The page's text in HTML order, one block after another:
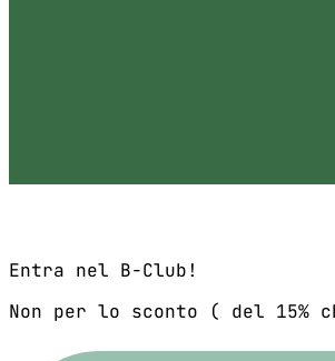
Entra nel B-Club!
Non per lo sconto ( del 15%